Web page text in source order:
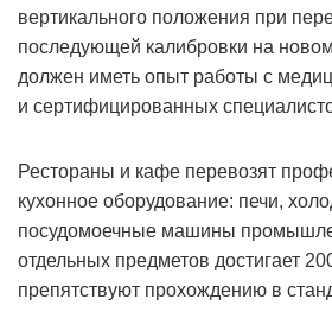
вертикального положения при
последующей калибровки на
должен иметь опыт работы с
и сертифицированных
Рестораны и кафе перевозят
кухонное оборудование: печи,
посудомоечные машины
отдельных предметов достигает
препятствуют прохождению в